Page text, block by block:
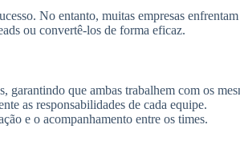
No entanto, muitas empresas
ou convertê-los de forma eficaz.
garantindo que ambas trabalhem com os
as responsabilidades de cada equipe.
e o acompanhamento entre os times.